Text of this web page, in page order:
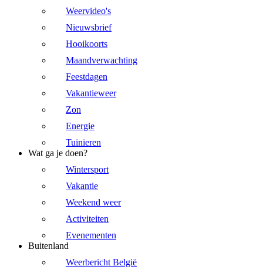
Weervideo's
Nieuwsbrief
Hooikoorts
Maandverwachting
Feestdagen
Vakantieweer
Zon
Energie
Tuinieren
Wat ga je doen?
Wintersport
Vakantie
Weekend weer
Activiteiten
Evenementen
Buitenland
Weerbericht België